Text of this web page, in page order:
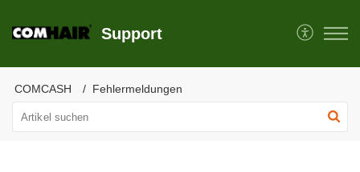
Support
COMCASH Fehlermeldungen